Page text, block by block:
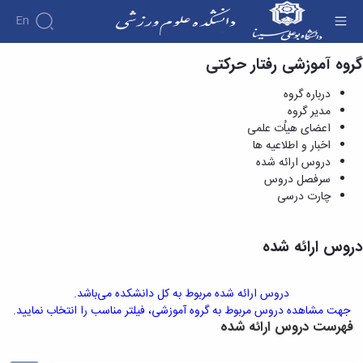
En
درباره
دانشکده
تاریخچه
ریاست
دانشکده
رؤسای
پیشین
اطلاعات
معاونت
آموزشی
آموزش
دوره
کارشناسی
فرم‌ها
و
آیین‌نامه‌ها
آیین‌نامه‌های
تحصیلات
تکمیلی
آیین‌نامه‌ها
سمینارها
پژوهش
پژوهش
فرم‌های
پژوهشی
لینک‌های
مفید
و
آزمایشگاه
آزمایشگاه
بیومکانیک
ورزشی
اساتید
اساتید
دانشکده
اساتید
آموزشی
گروه
های
گروه
علوم
مدیریت
ورزشی
گروه
دروس ارائه شده - دانشکده علوم ورزشی
گروه آموزشی رفتار حرکتی
درباره گروه
مدیر گروه
اعضای هیاُت علمی
اخبار و اطلاعیه ها
دروس ارائه شده
سرفصل دروس
چارت درسی
دروس ارائه شده
دروس ارائه شده مربوط به کل دانشکده می‌باشد.
جهت مشاهده دروس مربوط به گروه آموزشی، فیلتر مناسب را انتخاب نمایید.
فهرست دروس ارائه شده